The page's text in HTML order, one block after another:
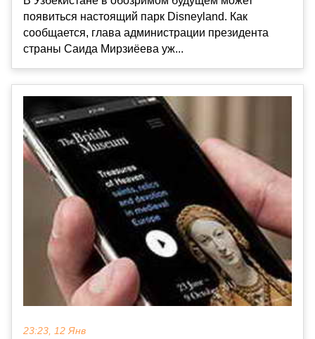
появиться настоящий парк Disneyland. Как
сообщается, глава администрации президента
страны Саида Мирзиёева уж...
23:23, 12 Янв